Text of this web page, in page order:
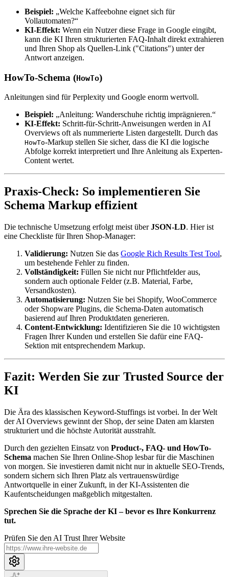
Beispiel: „Welche Kaffeebohne eignet sich für
Vollautomaten?“
KI-Effekt: Wenn ein Nutzer diese Frage in Google eingibt,
kann die KI Ihren strukturierten FAQ-Inhalt direkt extrahieren
und Ihren Shop als Quellen-Link ("Citations") unter der
Antwort anzeigen.
HowTo-Schema (HowTo)
Anleitungen sind für Perplexity und Google enorm wertvoll.
Beispiel: „Anleitung: Wanderschuhe richtig imprägnieren.“
KI-Effekt: Schritt-für-Schritt-Anweisungen werden in AI
Overviews oft als nummerierte Listen dargestellt. Durch das
HowTo-Markup stellen Sie sicher, dass die KI die logische
Abfolge korrekt interpretiert und Ihre Anleitung als Experten-
Content wertet.
Praxis-Check: So implementieren Sie
Schema Markup effizient
Die technische Umsetzung erfolgt meist überJSON-LD. Hier ist
eine Checkliste für Ihren Shop-Manager:
Validierung: Nutzen Sie das Google Rich Results Test Tool,
um bestehende Fehler zu finden.
Vollständigkeit: Füllen Sie nicht nur Pflichtfelder aus,
sondern auch optionale Felder (z.B. Material, Farbe,
Versandkosten).
Automatisierung: Nutzen Sie bei Shopify, WooCommerce
oder Shopware Plugins, die Schema-Daten automatisch
basierend auf Ihren Produktdaten generieren.
Content-Entwicklung: Identifizieren Sie die 10 wichtigsten
Fragen Ihrer Kunden und erstellen Sie dafür eine FAQ-
Sektion mit entsprechendem Markup.
Fazit: Werden Sie zur Trusted Source der
KI
Die Ära des klassischen Keyword-Stuffings ist vorbei. In der Welt
der AI Overviews gewinnt der Shop, der seine Daten am klarsten
strukturiert und die höchste Autorität ausstrahlt.
Durch den gezielten Einsatz von Product-, FAQ- und HowTo-
Schema machen Sie Ihren Online-Shop lesbar für die Maschinen
von morgen. Sie investieren damit nicht nur in aktuelle SEO-Trends,
sondern sichern sich Ihren Platz als vertrauenswürdige
Antwortquelle in einer Zukunft, in der KI-Assistenten die
Kaufentscheidungen maßgeblich mitgestalten.
Sprechen Sie die Sprache der KI – bevor es Ihre Konkurrenz
tut.
Prüfen Sie den AI Trust Ihrer Website